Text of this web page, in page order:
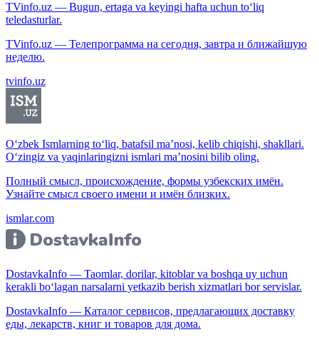
TVinfo.uz — Bugun, ertaga va keyingi hafta uchun to‘liq
teledasturlar.
TVinfo.uz — Телепрограмма на сегодня, завтра и ближайшую
неделю.
tvinfo.uz
O‘zbek Ismlarning to‘liq, batafsil ma’nosi, kelib chiqishi, shakllari.
O‘zingiz va yaqinlaringizni ismlari ma’nosini bilib oling.
Полный смысл, происхождение, формы узбекских имён.
Узнайте смысл своего имени и имён близких.
ismlar.com
DostavkaInfo — Taomlar, dorilar, kitoblar va boshqa uy uchun
kerakli bo‘lagan narsalarni yetkazib berish xizmatlari bor servislar.
DostavkaInfo — Каталог сервисов, предлагающих доставку
еды, лекарств, книг и товаров для дома.